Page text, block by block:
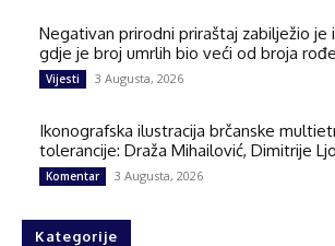
Negativan prirodni priraštaj zabilježio je
gdje je broj umrlih bio veći od broja
Vijesti 3 Augusta, 2026
Ikonografska ilustracija brčanske
tolerancije: Draža Mihailović, Dimitrije
Komentar 3 Augusta, 2026
Kategorije